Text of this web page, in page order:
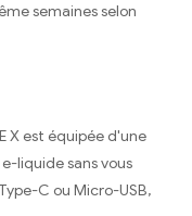
semaines selon
X est équipée d'une
liquide sans vous
C ou Micro-USB,